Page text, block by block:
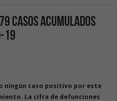
casos acumulados
19
ningún caso positivo por este
La cifra de defunciones